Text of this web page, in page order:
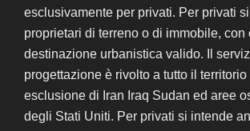
esclusivamente per privati. Per privati
proprietari di terreno o di immobile, con
destinazione urbanistica valido. Il
progettazione è rivolto a tutto il
esclusione di Iran Iraq Sudan ed aree
degli Stati Uniti. Per privati si intende